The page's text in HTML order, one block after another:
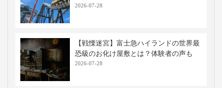
2026-07-28
【戦慄迷宮】富士急ハイランドの世界最
恐級のお化け屋敷とは？体験者の声も
2026-07-28